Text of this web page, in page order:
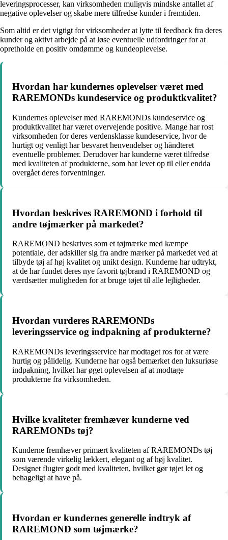
leveringsprocesser, kan virksomheden muligvis mindske antallet af
negative oplevelser og skabe mere tilfredse kunder i fremtiden.
Som altid er det vigtigt for virksomheder at lytte til feedback fra deres
kunder og aktivt arbejde på at løse eventuelle udfordringer for at
opretholde en positiv omdømme og kundeoplevelse.
Hvordan har kundernes oplevelser været med
RAREMONDs kundeservice og produktkvalitet?
Kundernes oplevelser med RAREMONDs kundeservice og
produktkvalitet har været overvejende positive. Mange har rost
virksomheden for deres verdensklasse kundeservice, hvor de
hurtigt og venligt har besvaret henvendelser og håndteret
eventuelle problemer. Derudover har kunderne været tilfredse
med kvaliteten af produkterne, som har levet op til eller endda
overgået deres forventninger.
Hvordan beskrives RAREMOND i forhold til
andre tøjmærker på markedet?
RAREMOND beskrives som et tøjmærke med kæmpe
potentiale, der adskiller sig fra andre mærker på markedet ved at
tilbyde tøj af høj kvalitet og unikt design. Kunderne har udtrykt,
at de har fundet deres nye favorit tøjbrand i RAREMOND og
værdsætter muligheden for at bruge tøjet til alle lejligheder.
Hvordan vurderes RAREMONDs
leveringsservice og indpakning af produkterne?
RAREMONDs leveringsservice har modtaget ros for at være
hurtig og pålidelig. Kunderne har også bemærket den luksuriøse
indpakning, hvilket har øget oplevelsen af at modtage
produkterne fra virksomheden.
Hvilke kvaliteter fremhæver kunderne ved
RAREMONDs tøj?
Kunderne fremhæver primært kvaliteten af RAREMONDs tøj
som værende virkelig lækkert, elegant og af høj kvalitet.
Designet flugter godt med kvaliteten, hvilket gør tøjet let og
behageligt at have på.
Hvordan er kundernes generelle indtryk af
RAREMOND som tøjmærke?